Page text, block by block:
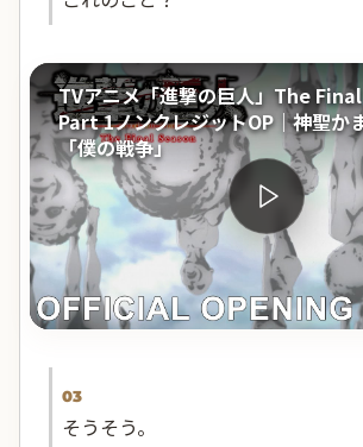
TVアニメ「進撃の巨人」The
Part 1ノンクレジットOP｜神聖か
「僕の戦争」
03
そうそう。